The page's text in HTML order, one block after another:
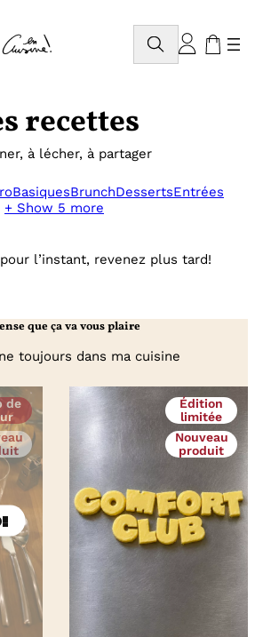
Rechercher
recettes
à lécher, à partager
BasiquesBrunchDessertsEntrées
+ Show 5 more
l’instant, revenez plus tard!
que ça va vous plaire
toujours dans ma cuisine
de
Édition
limitée
Nouveau
produit